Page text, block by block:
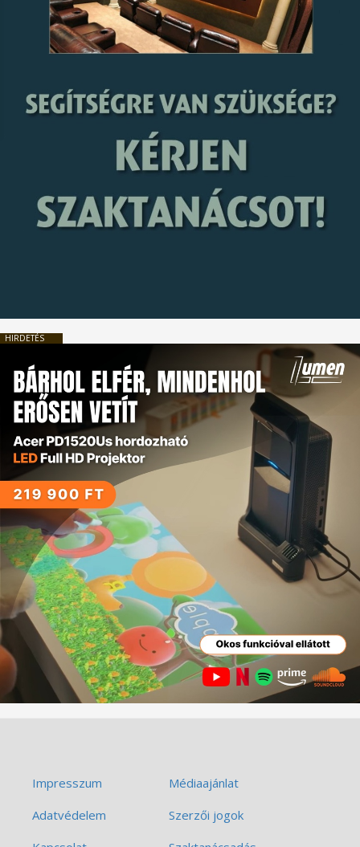
HIRDETÉS
Impresszum
Médiaajánlat
Adatvédelem
Szerzői jogok